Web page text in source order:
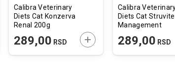
U KORPU
Calibra Veterinary
Diets Cat Konzerva
Renal 200g
289,00 RSD DODAJTE U KORPU
Calibra
Diets Cat Struvite
Management
289,00 RSD